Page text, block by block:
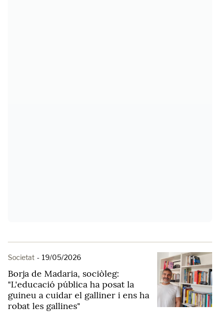
Societat - 19/05/2026
Borja de Madaria, sociòleg:
"L'educació pública ha posat la
guineu a cuidar el galliner i ens ha
robat les gallines"